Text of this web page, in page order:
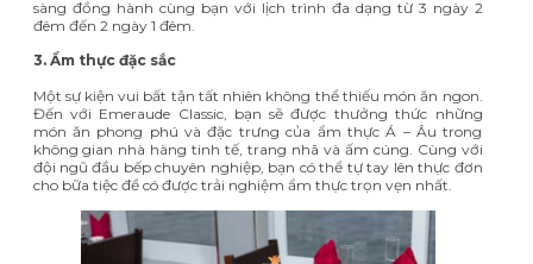
sàng đồng hành cùng bạn với lịch trình đa dạng từ 3 ngày 2
đêm đến 2 ngày 1 đêm.
3. Ẩm thực đặc sắc
Một sự kiện vui bất tận tất nhiên không thể thiếu món ăn ngon.
Đến với Emeraude Classic, bạn sẽ được thưởng thức những
món ăn phong phú và đặc trưng của ẩm thực Á – Âu trong
không gian nhà hàng tinh tế, trang nhã và ấm cúng. Cùng với
đội ngũ đầu bếp chuyên nghiệp, bạn có thể tự tay lên thực đơn
cho bữa tiệc để có được trải nghiệm ẩm thực trọn vẹn nhất.